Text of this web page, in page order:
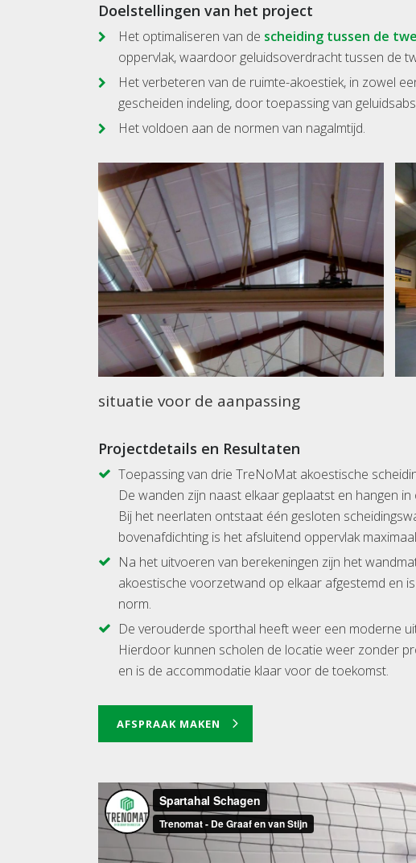
Doelstellingen van het project
Het optimaliseren van de scheiding tussen de
oppervlak, waardoor geluidsoverdracht tussen de
Het verbeteren van de ruimte-akoestiek, in zowel
gescheiden indeling, door toepassing van
Het voldoen aan de normen van nagalmtijd.
situatie voor de aanpassing
Projectdetails en Resultaten
Toepassing van drie TreNoMat akoestische
De wanden zijn naast elkaar geplaatst en hangen
Bij het neerlaten ontstaat één gesloten
bovenafdichting is het afsluitend oppervlak
Na het uitvoeren van berekeningen zijn het
akoestische voorzetwand op elkaar afgestemd en
norm.
De verouderde sporthal heeft weer een moderne
Hierdoor kunnen scholen de locatie weer zonder
en is de accommodatie klaar voor de toekomst.
AFSPRAAK MAKEN